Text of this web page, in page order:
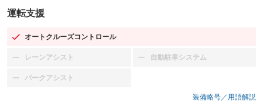
運転支援
オートクルーズコントロール
：装備あり
レーンアシスト
：装備なし 自動駐車システム
：装備なし
パークアシスト
：装備なし
装備略号／用語解説